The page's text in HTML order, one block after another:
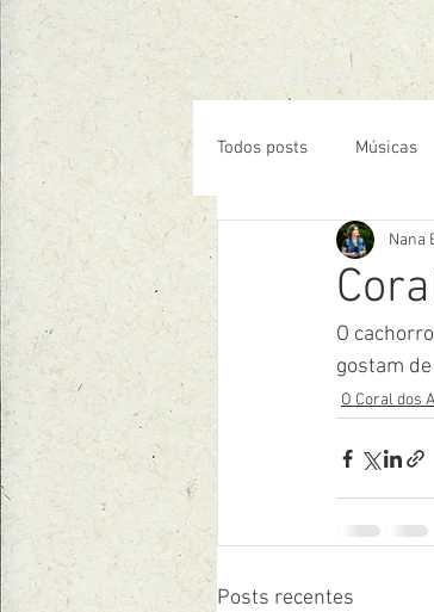
Todos posts Músicas
Nana
O
gostam
O Coral dos
Posts recentes